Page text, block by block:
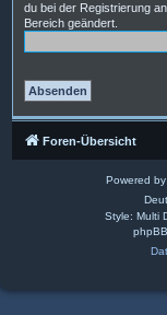
du bei der Registrierung
Bereich geändert.
Foren-Übersicht
Powered by
Style: Multi